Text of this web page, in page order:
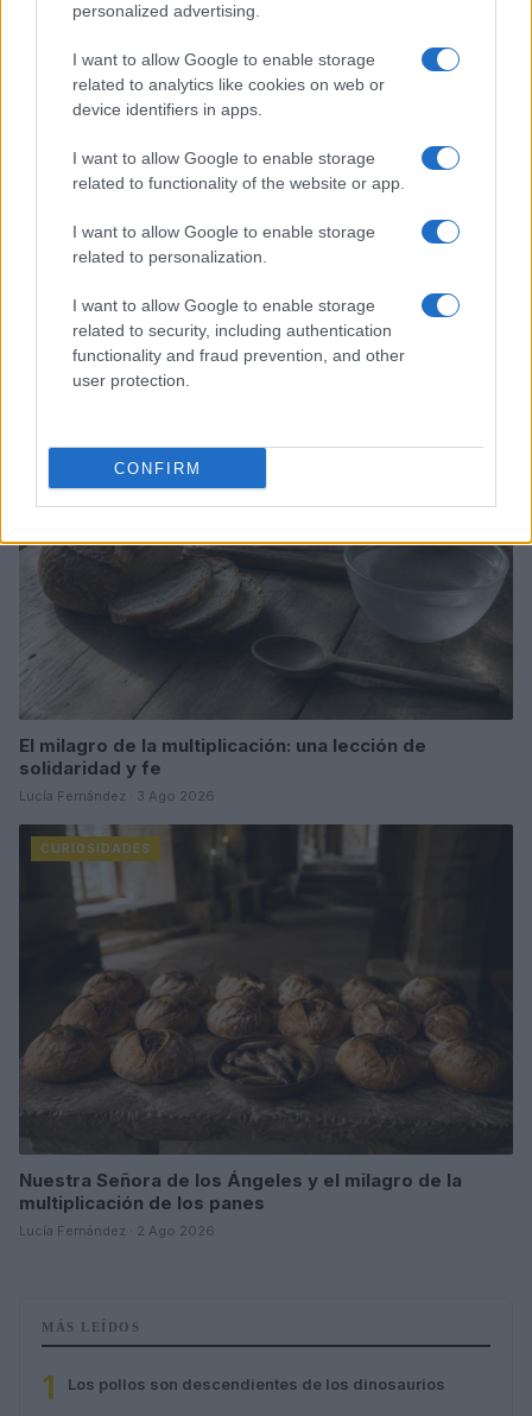
personalized advertising.
I want to allow Google to enable storage
related to analytics like cookies on web or
device identifiers in apps.
I want to allow Google to enable storage
related to functionality of the website or app.
I want to allow Google to enable storage
related to personalization.
I want to allow Google to enable storage
related to security, including authentication
functionality and fraud prevention, and other
user protection.
CONFIRM
Cómo la inteligencia artificial está revolucionando los
aviones de combate
Lucía Fernández · 8 Ago 2026
El milagro de la multiplicación: una lección de
solidaridad y fe
Lucía Fernández · 3 Ago 2026
CURIOSIDADES
Nuestra Señora de los Ángeles y el milagro de la
multiplicación de los panes
Lucía Fernández · 2 Ago 2026
MÁS LEÍDOS
1 Los pollos son descendientes de los dinosaurios